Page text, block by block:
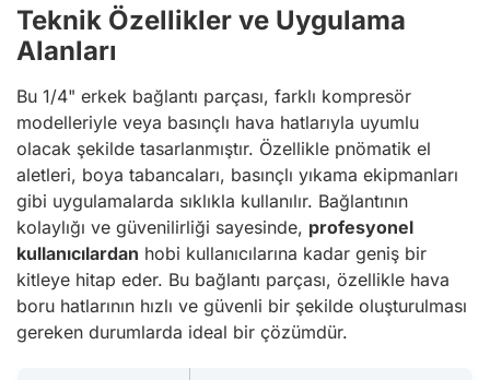
Teknik Özellikler ve Uygulama
Alanları
Bu 1/4" erkek bağlantı parçası, farklı kompresör
modelleriyle veya basınçlı hava hatlarıyla uyumlu
olacak şekilde tasarlanmıştır. Özellikle pnömatik el
aletleri, boya tabancaları, basınçlı yıkama ekipmanları
gibi uygulamalarda sıklıkla kullanılır. Bağlantının
kolaylığı ve güvenilirliği sayesinde, profesyonel
kullanıcılardan hobi kullanıcılarına kadar geniş bir
kitleye hitap eder. Bu bağlantı parçası, özellikle hava
boru hatlarının hızlı ve güvenli bir şekilde oluşturulması
gereken durumlarda ideal bir çözümdür.